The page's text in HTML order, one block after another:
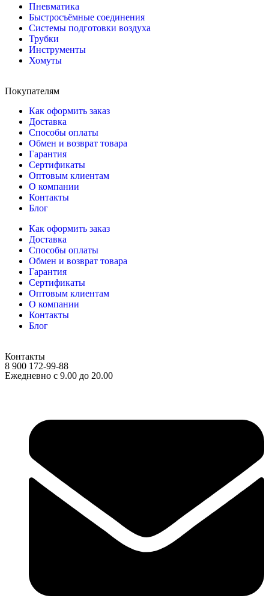
Пневматика
Быстросъёмные соединения
Системы подготовки воздуха
Трубки
Инструменты
Хомуты
Покупателям
Как оформить заказ
Доставка
Способы оплаты
Обмен и возврат товара
Гарантия
Сертификаты
Оптовым клиентам
О компании
Контакты
Блог
Как оформить заказ
Доставка
Способы оплаты
Обмен и возврат товара
Гарантия
Сертификаты
Оптовым клиентам
О компании
Контакты
Блог
Контакты
8 900 172-99-88
Ежедневно с 9.00 до 20.00